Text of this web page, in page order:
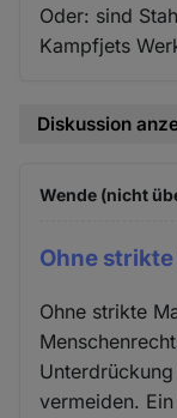
Oder: sind
Kampfjets
Diskussion
Wende (nicht
Ohne
Ohne strikte
vermeiden.